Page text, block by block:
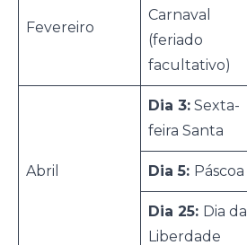
Fevereiro
Carnaval
(feriado
facultativo)
Abril
Dia 3:Sexta-
feira Santa
Dia 5: Páscoa
Dia 25: Dia da
Liberdade